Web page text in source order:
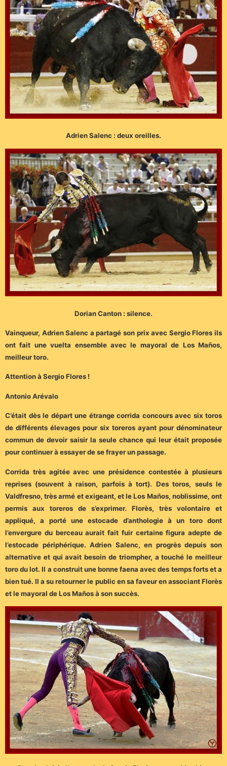
Adrien Salenc : deux oreilles.
Dorian Canton : silence.
Vainqueur, Adrien Salenc a partagé son prix avec Sergio Flores ils
ont fait une vuelta ensemble avec le mayoral de Los Maños,
meilleur toro.
Attention à Sergio Flores !
Antonio Arévalo
C’était dès le départ une étrange corrida concours avec six toros
de différents élevages pour six toreros ayant pour dénominateur
commun de devoir saisir la seule chance qui leur était proposée
pour continuer à essayer de se frayer un passage.
Corrida très agitée avec une présidence contestée à plusieurs
reprises (souvent à raison, parfois à tort). Des toros, seuls le
Valdfresno, très armé et exigeant, et le Los Maños, noblissime, ont
permis aux toreros de s’exprimer. Florès, très volontaire et
appliqué, a porté une estocade d’anthologie à un toro dont
l’envergure du berceau aurait fait fuir certaine figura adepte de
l’estocade périphérique. Adrien Salenc, en progrès depuis son
alternative et qui avait besoin de triompher, a touché le meilleur
toro du lot. Il a construit une bonne faena avec des temps forts et a
bien tué. Il a su retourner le public en sa faveur en associant Florès
et le mayoral de Los Maños à son succès.